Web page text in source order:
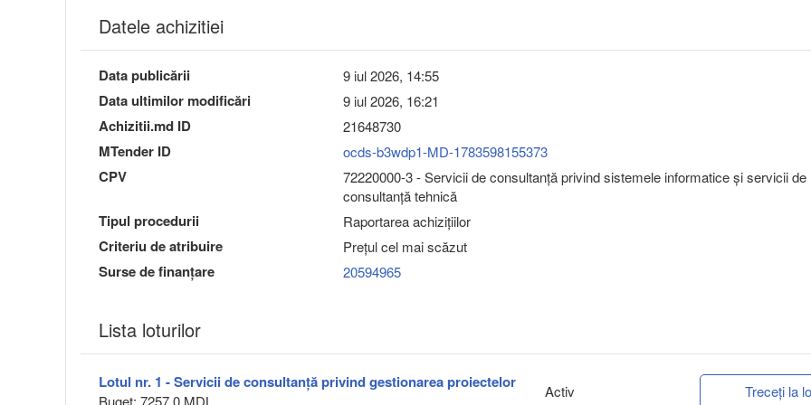
Datele achizitiei
Data publicării 9 iul 2026, 14:55
Data ultimilor modificări 9 iul 2026, 16:21
Achizitii.md ID 21648730
MTender ID ocds-b3wdp1-MD-1783598155373
CPV
72220000-3 - Servicii de consultanţă privind sistemele informatice şi servicii de
consultanţă tehnică
Tipul procedurii Raportarea achizițiilor
Criteriu de atribuire Preţul cel mai scăzut
Surse de finanțare 20594965
Lista loturilor
Lotul nr. 1 - Servicii de consultanță privind gestionarea proiectelor
Buget: 7257.0 MDL
Activ Treceți la